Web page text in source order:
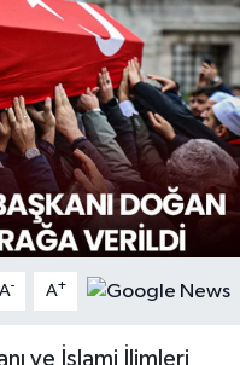
A- A+
ve İslami İlimleri